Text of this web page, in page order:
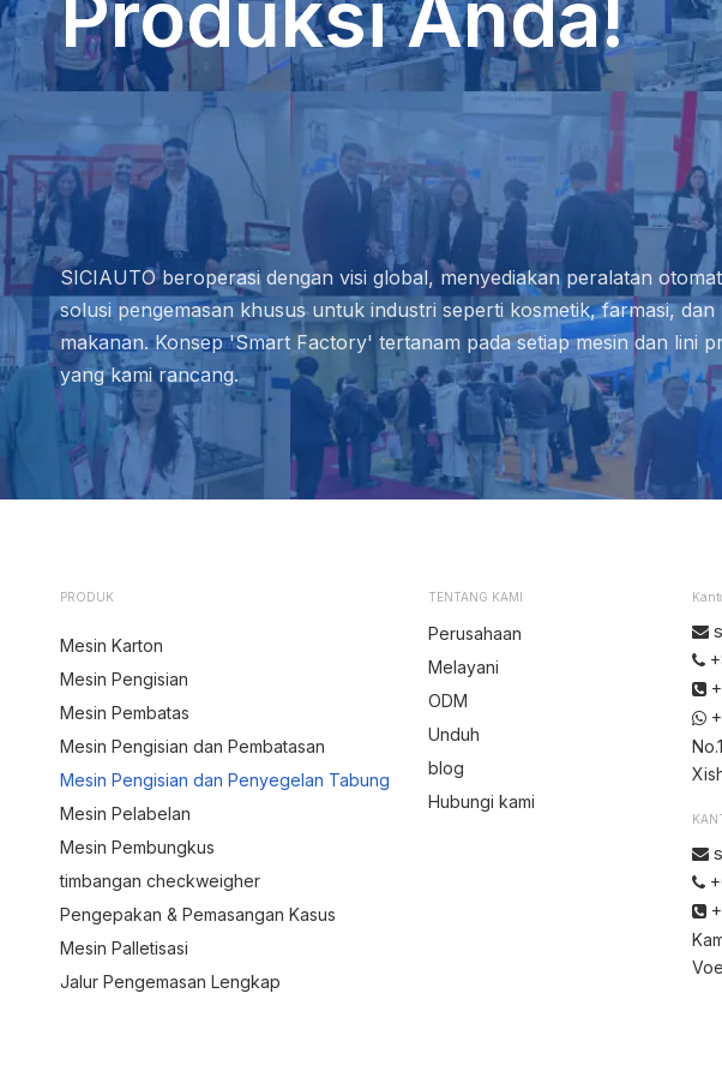
Produksi Anda!
SICIAUTO beroperasi dengan visi global, menyediakan peralatan
solusi pengemasan khusus untuk industri seperti kosmetik, farmasi, dan
makanan. Konsep 'Smart Factory' tertanam pada setiap mesin dan lini
yang kami rancang.
PRODUK
Mesin Karton
Mesin Pengisian
Mesin Pembatas
Mesin Pengisian dan Pembatasan
Mesin Pengisian dan Penyegelan Tabung
Mesin Pelabelan
Mesin Pembungkus
timbangan checkweigher
Pengepakan & Pemasangan Kasus
Mesin Palletisasi
Jalur Pengemasan Lengkap
TENTANG KAMI
Perusahaan
Melayani
ODM
Unduh
blog
Hubungi kami






